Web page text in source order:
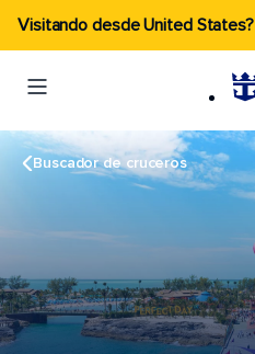
Visitando desde United States?
Buscador de cruceros